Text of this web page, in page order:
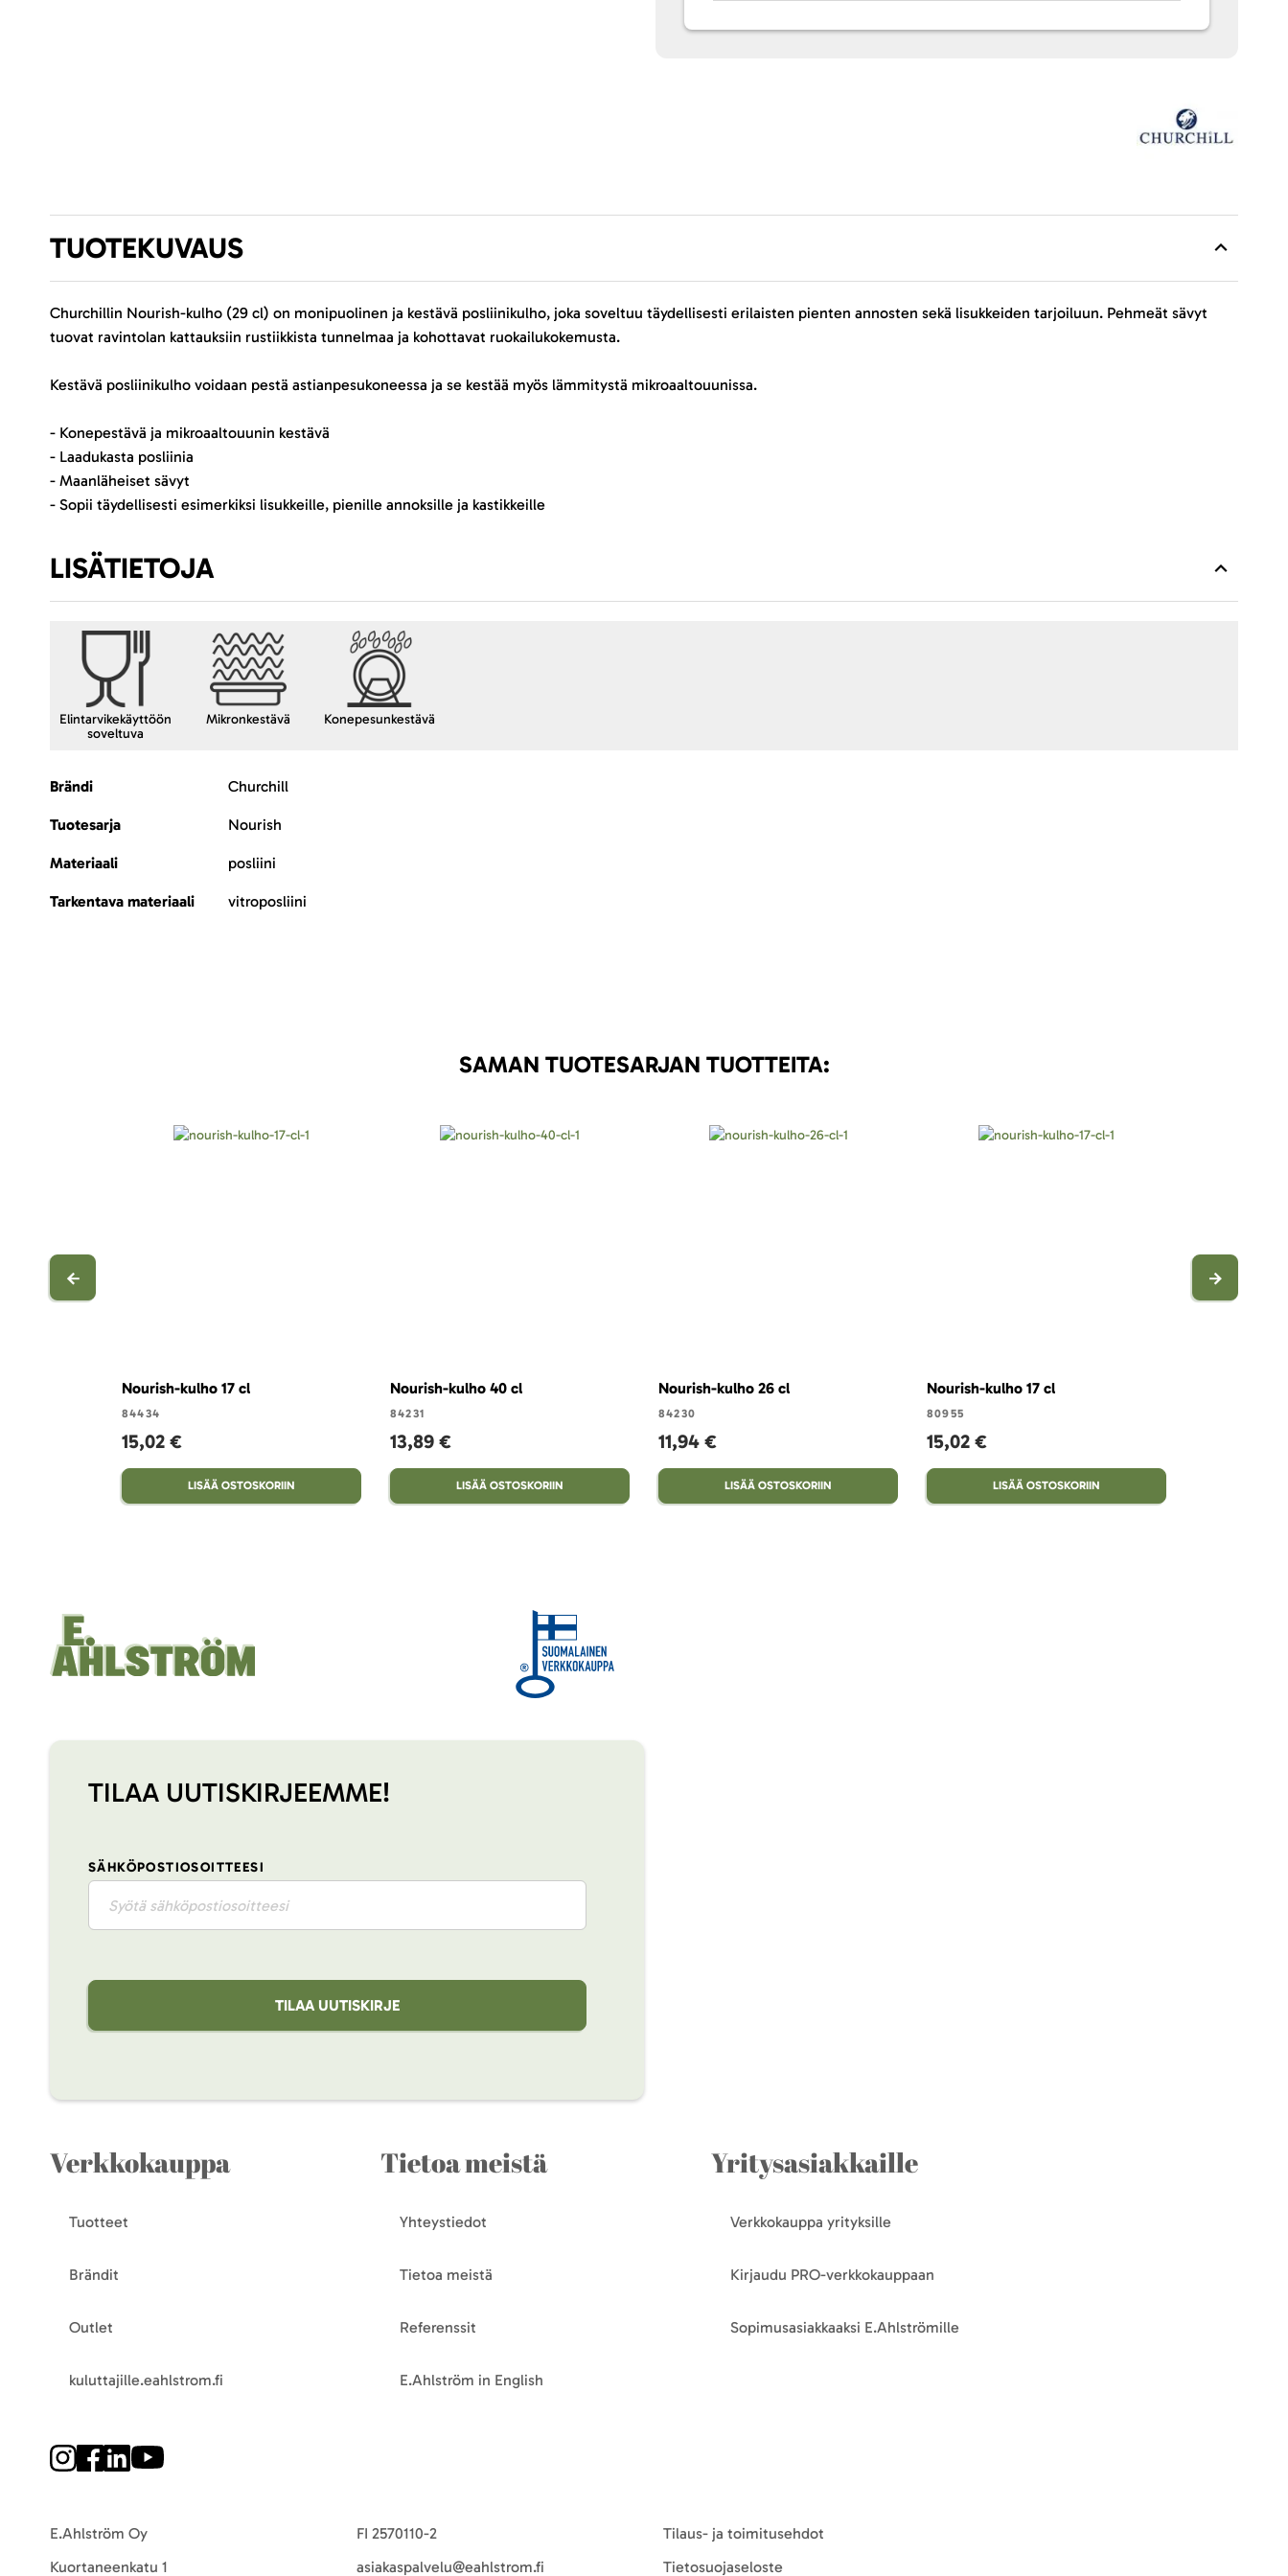
TUOTEKUVAUS
Churchillin Nourish-kulho (29 cl) on monipuolinen ja kestävä posliinikulho, joka soveltuu täydellisesti erilaisten pienten annosten sekä lisukkeiden tarjoiluun. Pehmeät sävyt
tuovat ravintolan kattauksiin rustiikkista tunnelmaa ja kohottavat ruokailukokemusta.
Kestävä posliinikulho voidaan pestä astianpesukoneessa ja se kestää myös lämmitystä mikroaaltouunissa.
- Konepestävä ja mikroaaltouunin kestävä
- Laadukasta posliinia
- Maanläheiset sävyt
- Sopii täydellisesti esimerkiksi lisukkeille, pienille annoksille ja kastikkeille
LISÄTIETOJA
Elintarvikekäyttöön
soveltuva
Mikronkestävä Konepesunkestävä
Lisätietoja
Brändi Churchill
Tuotesarja Nourish
Materiaali posliini
Tarkentava materiaali vitroposliini
SAMAN TUOTESARJAN TUOTTEITA:
Nourish-kulho 17 cl
84434
15,02 €
LISÄÄ OSTOSKORIIN
Nourish-kulho 40 cl
84231
13,89 €
LISÄÄ OSTOSKORIIN
Nourish-kulho 26 cl
84230
11,94 €
LISÄÄ OSTOSKORIIN
Nourish-kulho 17 cl
80955
15,02 €
LISÄÄ OSTOSKORIIN
TILAA UUTISKIRJEEMME!
SÄHKÖPOSTIOSOITTEESI
TILAA UUTISKIRJE
Verkkokauppa
Tuotteet
Brändit
Outlet
kuluttajille.eahlstrom.fi
Tietoa meistä
Yhteystiedot
Tietoa meistä
Referenssit
E.Ahlström in English
Yritysasiakkaille
Verkkokauppa yrityksille
Kirjaudu PRO-verkkokauppaan
Sopimusasiakkaaksi E.Ahlströmille
E.Ahlström Oy
Kuortaneenkatu 1
FI 2570110-2
asiakaspalvelu@eahlstrom.fi
Tilaus- ja toimitusehdot
Tietosuojaseloste